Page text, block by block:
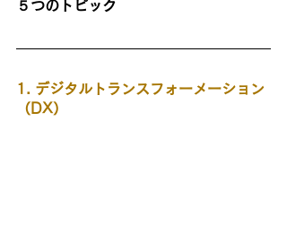
５つのトピック
1. デジタルトランスフォーメーション
（DX）